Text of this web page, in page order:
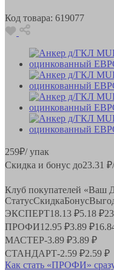
Код товара: 619077
259₽/ упак
Скидка и бонус до23.31
Клуб покупателей «Ваш
СтатусСкидкаБонус
ЭКСПЕРТ18.13 ₽5.18 ₽
ПРОФИ12.95 ₽3.89 ₽
МАСТЕР-3.89 ₽3.89 ₽
СТАНДАРТ-2.59 ₽2.59 ₽
Как стать «ПРОФИ»